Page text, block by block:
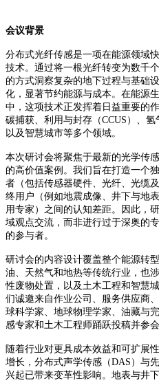
会议背景
分布式光纤传感是一项在能源领域
技术。通过将一根光纤转变为数千
的方式洞察复杂的地下过程与基础
化，显著节约能源与成本。在能源
中，这项技术正发挥着日益重要的
碳捕获、利用与封存（CCUS）、
以及智慧城市等多个领域。
本次研讨会将聚焦于最新的光学传
的高价值案例。我们旨在打造一个
者（包括传感器硬件、光纤、光缆
终用户（例如地震成像、井下与地
用专家）之间的认知差距。因此，
域观点交流，而非进行过于深奥的
的参与者。
研讨会的内容设计覆盖整个能源转
油、天然气和地热等传统行业，也
性废物处置，以及土木工程和智慧
们诚邀来自作业公司、服务供应商
球科学家、地球物理学家、油藏与
感专家和土木工程师踊跃投稿并参会
随着行业对更具成本效益和可扩展
增长，分布式声学传感（DAS）与
兴起已带来变革性影响。地表与井